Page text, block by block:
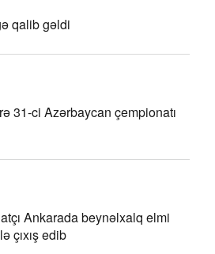
qalib gəldi
31-ci Azərbaycan çempionatı
Ankarada beynəlxalq elmi
çıxış edib